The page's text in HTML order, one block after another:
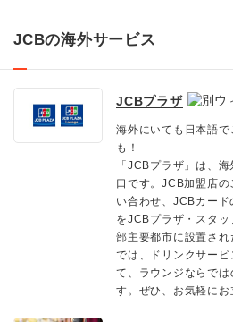
JCBの海外サービス
JCBプラザ
海外にいても日本語
も！
「JCBプラザ」は、
口です。JCB加盟店
い合わせ、JCBカード
をJCBプラザ・スタ
部主要都市に設置され
では、ドリンクサー
て、ラウンジならでは
す。ぜひ、お気軽にお